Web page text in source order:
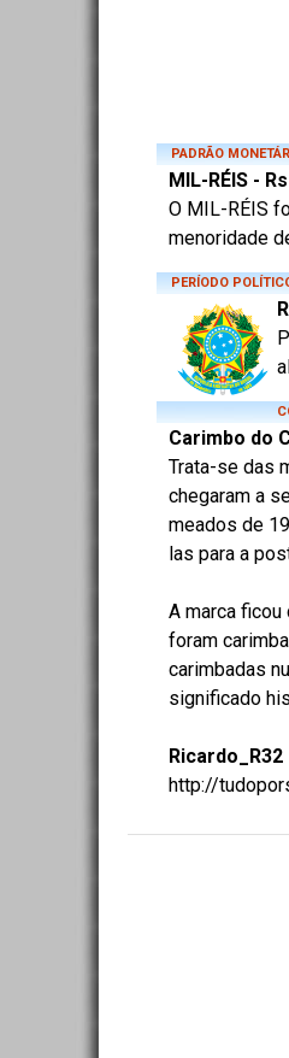
PADRÃO
MIL-RÉIS -
O MIL-RÉIS
menoridade
PERÍODO
Carimbo do
Trata-se das
chegaram a
meados de
las para a
A marca
foram
carimbadas
significado
Ricardo_R32
http://